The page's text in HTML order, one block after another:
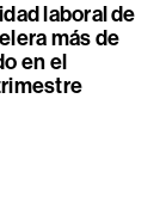
laboral de
más de
en el